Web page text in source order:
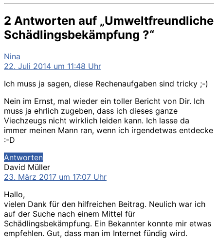
2 Antworten auf „Umweltfreundliche
Schädlingsbekämpfung ?“
Nina
22. Juli 2014 um 11:48 Uhr
Ich muss ja sagen, diese Rechenaufgaben sind tricky ;-)
Nein im Ernst, mal wieder ein toller Bericht von Dir. Ich
muss ja ehrlich zugeben, dass ich dieses ganze
Viechzeugs nicht wirklich leiden kann. Ich lasse da
immer meinen Mann ran, wenn ich irgendetwas entdecke
:-D
Antworten
David Müllersagt:
23. März 2017 um 17:07 Uhr
Hallo,
vielen Dank für den hilfreichen Beitrag. Neulich war ich
auf der Suche nach einem Mittel für
Schädlingsbekämpfung. Ein Bekannter konnte mir etwas
empfehlen. Gut, dass man im Internet fündig wird.